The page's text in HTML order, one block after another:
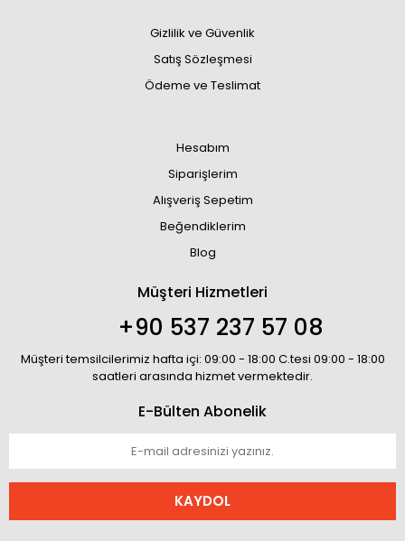
Gizlilik ve Güvenlik
Satış Sözleşmesi
Ödeme ve Teslimat
Hesabım
Siparişlerim
Alışveriş Sepetim
Beğendiklerim
Blog
Müşteri Hizmetleri
+90 537 237 57 08
Müşteri temsilcilerimiz hafta içi: 09:00 - 18:00 C.tesi 09:00 - 18:00
saatleri arasında hizmet vermektedir.
E-Bülten Abonelik
KAYDOL